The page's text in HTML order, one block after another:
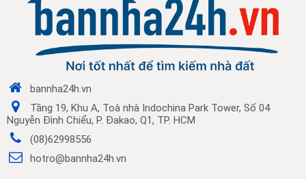
bannha24h.vn
Tầng 19, Khu A, Toà nhà Indochina Park Tower, Số 04
Nguyễn Đình Chiểu, P. Đakao, Q1, TP. HCM
(08)62998556
hotro@bannha24h.vn